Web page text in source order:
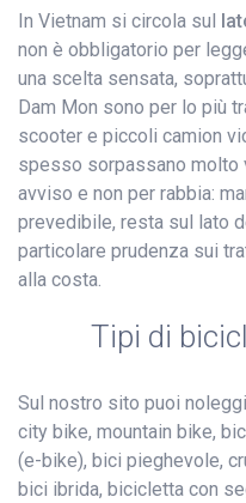
In Vietnam si circola sul
non è obbligatorio per
una scelta sensata,
Dam Mon sono per lo più
scooter e piccoli camion
spesso sorpassano molto
avviso e non per rabbia:
prevedibile, resta sul lato
particolare prudenza sui
alla costa.
Tipi di
Sul nostro sito puoi
city bike, mountain bike,
(e-bike), bici pieghevole,
bici ibrida, bicicletta con